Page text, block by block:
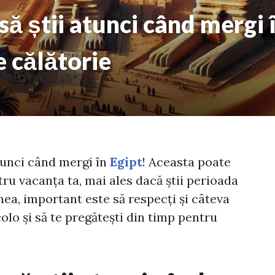
știi atunci când mergi
călătorie
când mergi în Egipt! Aceasta poate
vacanța ta, mai ales dacă știi perioada
important este să respecți și câteva
și să te pregătești din timp pentru